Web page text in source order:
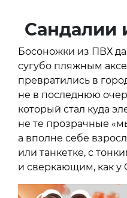
Сандалии
Босоножки из ПВХ
сугубо пляжным
превратились в
не в последнюю
который стал куда
не те прозрачные
а вполне себе
или танкетке, с
и сверкающим, как у